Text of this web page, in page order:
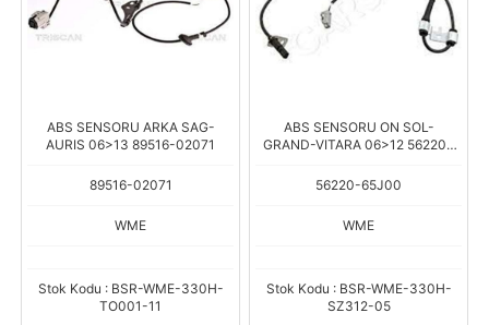
ABS SENSORU ARKA SAG-
AURIS 06>13 89516-02071
89516-02071
WME
Stok Kodu : BSR-WME-330H-
TO001-11
ABS SENSORU ON SOL-
GRAND-VITARA 06>12 56220-
56220-65J00
WME
Stok Kodu : BSR-WME-330H-
SZ312-05